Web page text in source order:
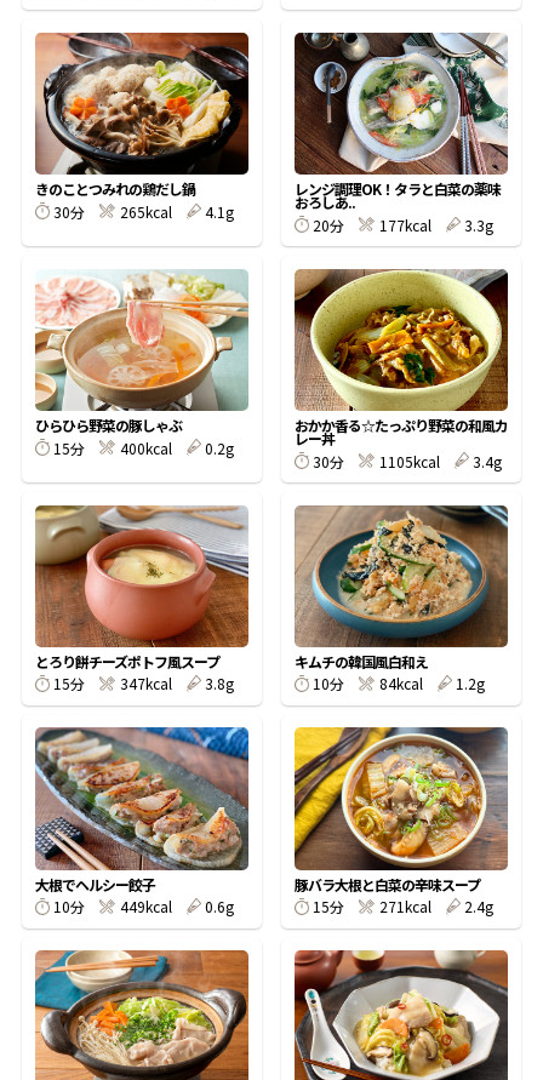
新鮮一番 『氷熟®』
『踊り節』
鰹節屋の
だしパック
だし粉
商品情報一覧
おすすめサイト
新鮮一番
氷熟®︎
きのことつみれの鶏だし鍋
30分
265kcal 4.1g
レンジ調理OK！タラと白菜の薬味
おろしあ..
20分
177kcal 3.3g
ひらひら野菜の豚しゃぶ
15分
400kcal 0.2g
おかか香る☆たっぷり野菜の和風カ
レー丼
30分
1105kcal 3.4g
とろり餅チーズポトフ風スープ
15分
347kcal 3.8g
キムチの韓国風白和え
10分
84kcal 1.2g
大根でヘルシー餃子
10分
449kcal 0.6g
豚バラ大根と白菜の辛味スープ
15分
271kcal 2.4g